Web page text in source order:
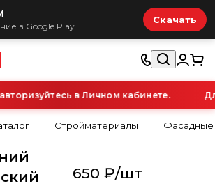
в Google Play
Скачать
в Личном кабинете.
Стройматериалы Фасадные
650 ₽/шт